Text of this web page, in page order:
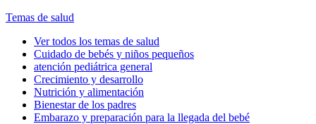
Temas de salud
Ver todos los temas de salud
Cuidado de bebés y niños pequeños
atención pediátrica general
Crecimiento y desarrollo
Nutrición y alimentación
Bienestar de los padres
Embarazo y preparación para la llegada del bebé